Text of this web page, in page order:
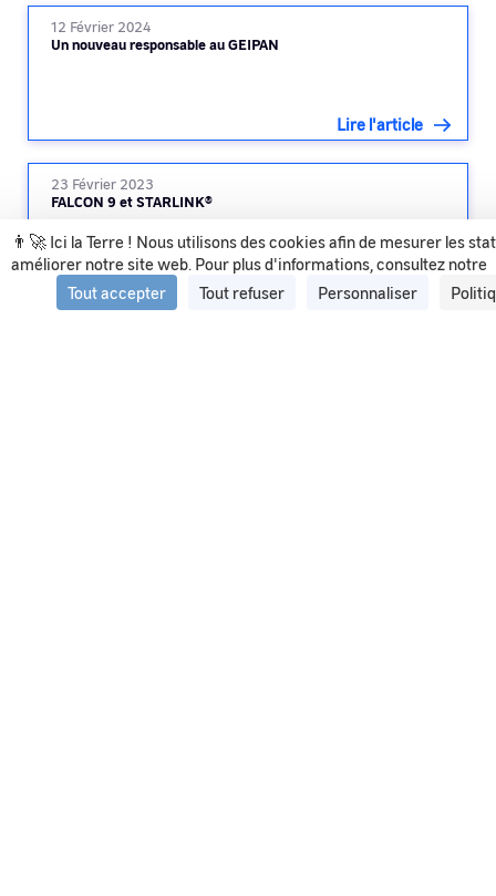
👨‍🚀 Ici la Terre ! Nous utilisons des cookies afin de mesurer les
améliorer notre site web. Pour plus d'informations, consultez notre
Tout accepter
Tout refuser Personnaliser
12 Février 2024
Un nouveau responsable au GEIPAN
Lire l'article
23 Février 2023
FALCON 9 et STARLINK®
Lire l'article